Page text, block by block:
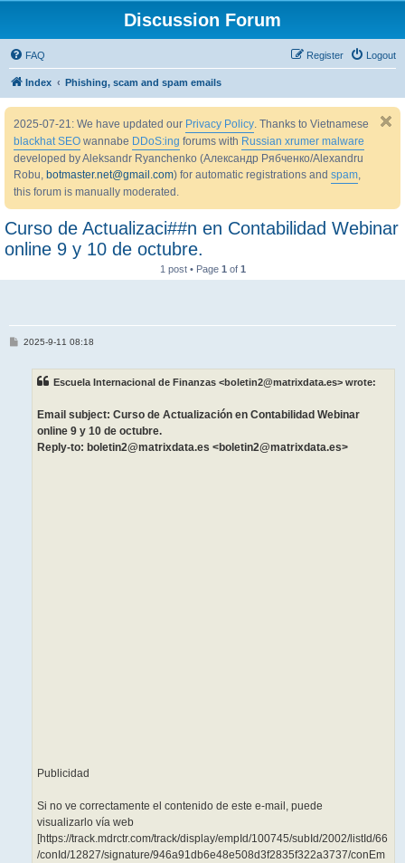
Discussion Forum
FAQ Logout
Register
Index Phishing, scam and spam emails
2025-07-21: We have updated our Privacy Policy. Thanks to Vietnamese
blackhat SEO wannabe DDoS:ing forums with Russian xrumer malware
developed by Aleksandr Ryanchenko (Александр Рябченко/Alexandru
Robu, botmaster.net@gmail.com) for automatic registrations and spam,
this forum is manually moderated.
Curso de Actualizaci##n en Contabilidad Webinar
online 9 y 10 de octubre.
1 post • Page 1 of 1
P2025-9-11 08:18
Escuela Internacional de Finanzas <boletin2@matrixdata.es> wrote:
Email subject: Curso de Actualización en Contabilidad Webinar
online 9 y 10 de octubre.
Reply-to: boletin2@matrixdata.es <boletin2@matrixdata.es>
Publicidad
Si no ve correctamente el contenido de este e-mail, puede
visualizarlo vía web
[https://track.mdrctr.com/track/display/empId/100745/subId/2002/listId/66
/conId/12827/signature/946a91db6e48e508d3f2835f322a3737/conEm